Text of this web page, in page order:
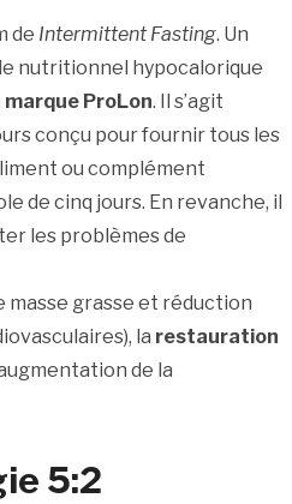
de Intermittent Fasting. Un
nutritionnel hypocalorique
ProLon. Il s’agit
conçu pour fournir tous les
ou complément
de cinq jours. En revanche, il
les problèmes de
masse grasse et réduction
la restauration
de la
5:2